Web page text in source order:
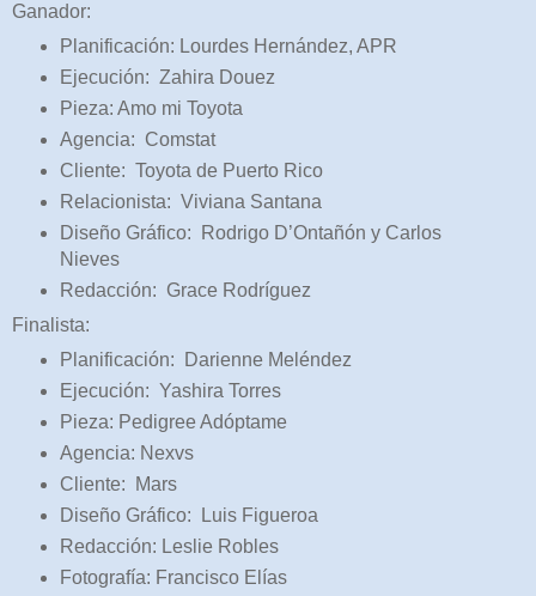
Ganador:
Planificación: Lourdes Hernández, APR
Ejecución: Zahira Douez
Pieza: Amo mi Toyota
Agencia: Comstat
Cliente: Toyota de Puerto Rico
Relacionista: Viviana Santana
Diseño Gráfico: Rodrigo D’Ontañón y Carlos
Nieves
Redacción: Grace Rodríguez
Finalista:
Planificación: Darienne Meléndez
Ejecución: Yashira Torres
Pieza: Pedigree Adóptame
Agencia: Nexvs
Cliente: Mars
Diseño Gráfico: Luis Figueroa
Redacción: Leslie Robles
Fotografía: Francisco Elías